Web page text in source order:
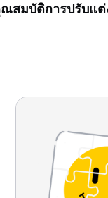
สมบัติการปรับแ